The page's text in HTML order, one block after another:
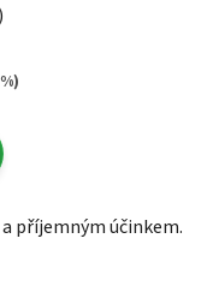
příjemným účinkem.